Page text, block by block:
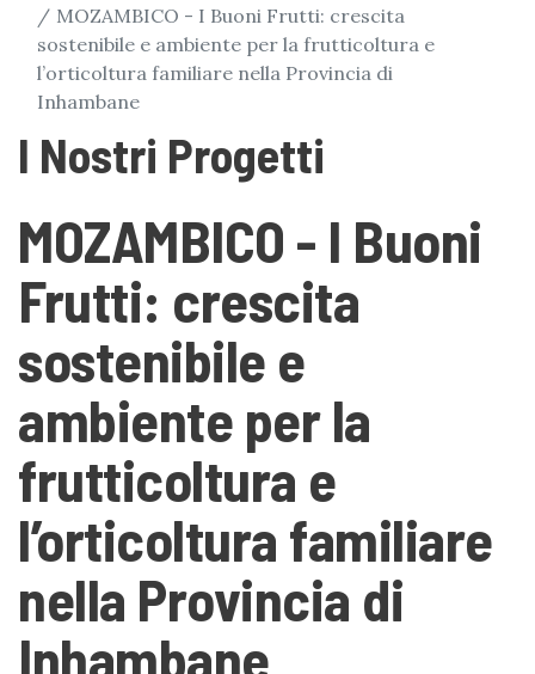
MOZAMBICO - I Buoni Frutti: crescita
sostenibile e ambiente per la frutticoltura e
l’orticoltura familiare nella Provincia di
Inhambane
I Nostri Progetti
MOZAMBICO - I Buoni
Frutti: crescita
sostenibile e
ambiente per la
frutticoltura e
l’orticoltura familiare
nella Provincia di
Inhambane